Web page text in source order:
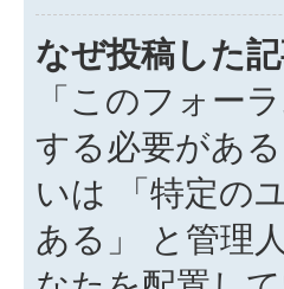
なぜ投稿した
「このフォー
する必要があ
いは 「特定の
ある」 と管理